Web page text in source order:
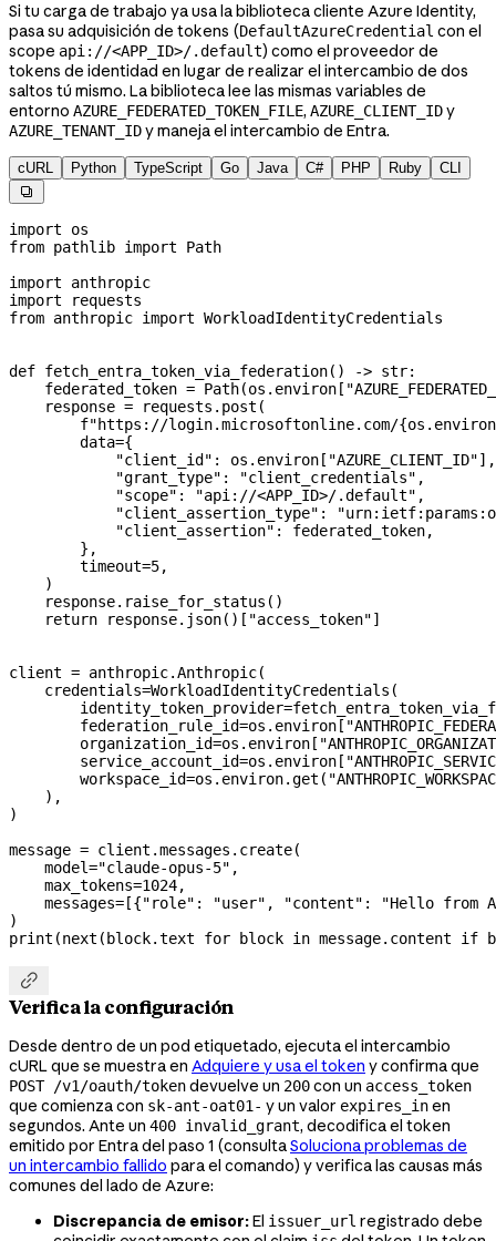
Si tu carga de trabajo ya usa la biblioteca cliente Azure Identity,
pasa su adquisición de tokens (DefaultAzureCredential con el
scope api://<APP_ID>/.default) como el proveedor de
tokens de identidad en lugar de realizar el intercambio de dos
saltos tú mismo. La biblioteca lee las mismas variables de
entorno AZURE_FEDERATED_TOKEN_FILE, AZURE_CLIENT_IDy
AZURE_TENANT_IDy maneja el intercambio de Entra.
cURL Python TypeScript Go Java C# PHP Ruby CLI

import os
from pathlib import Path
import anthropic
import requests
from anthropic import WorkloadIdentityCredentials
def fetch_entra_token_via_federation() -> str:
    federated_token
= Path(os.environ[
    response
= requests.post(
        f
"https://login.microsoftonline.com/{
        data
={
            "client_id"
: os.environ[ "AZURE_CLIENT_ID"],
            "grant_type"
: "client_credentials" ,
            "scope"
: "api://<APP_ID>/.default" ,
            "client_assertion_type"
:
            "client_assertion"
: federated_token,
        },
        timeout
=5,
    )
    response.raise_for_status()
    return
response.json()[ "access_token"]
client = anthropic.Anthropic(
    credentials
=WorkloadIdentityCredentials(
        identity_token_provider
=
        federation_rule_id
=os.environ[
        organization_id
=os.environ[
        service_account_id
=os.environ[
        workspace_id
=os.environ.get(
    ),
)
message = client.messages.create(
    model
="claude-opus-5" ,
    max_tokens
=1024,
    messages
= [{"role" : "user" , "content" :
"Hello from
)
print (next (block.text for block in message.content if

Verifica la configuración
Desde dentro de un pod etiquetado, ejecuta el intercambio
cURL que se muestra en Adquiere y usa el token y confirma que
POST /v1/oauth/tokendevuelve un 200con un access_token
que comienza con sk-ant-oat01- y un valor expires_inen
segundos. Ante un 400 invalid_grant, decodifica el token
emitido por Entra del paso 1 (consultaSoluciona problemas de
un intercambio fallido para el comando) y verifica las causas más
comunes del lado de Azure:
Discrepancia de emisor:El issuer_url registrado debe